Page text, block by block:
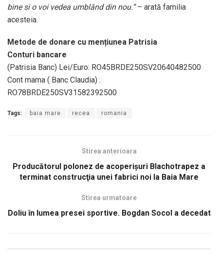
bine si o voi vedea umblând din nou.”– arată familia
acesteia.
Metode de donare cu mențiunea Patrisia
Conturi bancare
(Patrisia Banc) Lei/Euro: RO45BRDE250SV20640482500
Cont mama ( Banc Claudia) :
RO78BRDE250SV31582392500
Tags: baia mare recea romania
Stirea anterioara
Producătorul polonez de acoperişuri Blachotrapez a
terminat construcţia unei fabrici noi la Baia Mare
Stirea urmatoare
Doliu în lumea presei sportive. Bogdan Socol a decedat